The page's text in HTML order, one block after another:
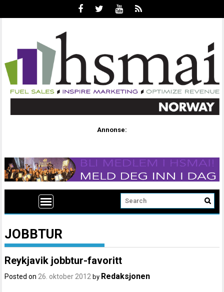
Annonse:
JOBBTUR
Reykjavik jobbtur-favoritt
Posted on26. oktober 2012 by Redaksjonen